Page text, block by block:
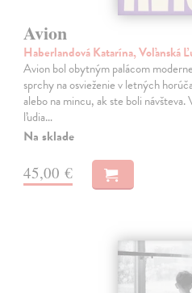
Avion
Haberlandová Katarína, Voľanská
Avion bol obytným palácom
sprchy na osvieženie v letných
alebo na mincu, ak ste boli
ľudia…
Na sklade
45,00 €